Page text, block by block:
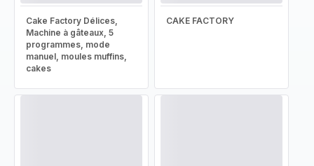
Cake Factory Délices,
Machine à gâteaux, 5
programmes, mode
manuel, moules muffins,
cakes
CAKE FACTORY